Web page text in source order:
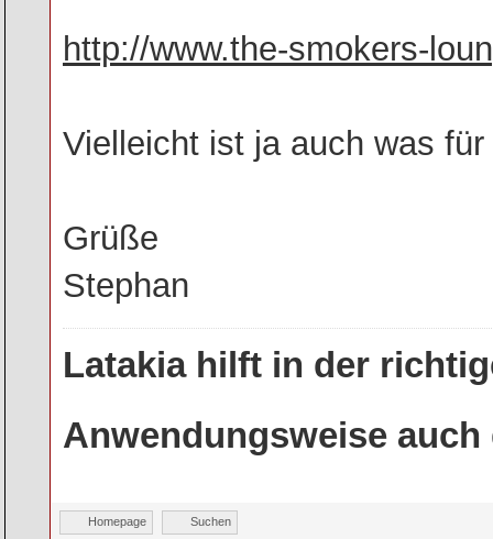
http://www.the-smokers-
Vielleicht ist ja auch was
Grüße
Stephan
Latakia hilft in der
Anwendungsweise auch
Homepage Suchen